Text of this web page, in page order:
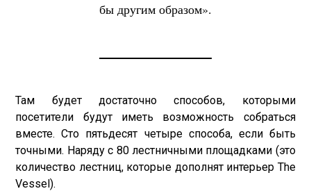
бы другим образом».
Там будет достаточно способов, которыми
посетители будут иметь возможность собраться
вместе. Сто пятьдесят четыре способа, если быть
точными. Наряду с 80 лестничными площадками (это
количество лестниц, которые дополнят интерьер The
Vessel).